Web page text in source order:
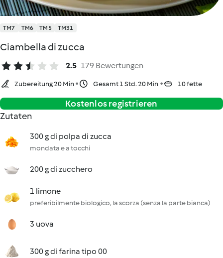
TM7 TM6 TM5 TM31
Ciambella di zucca
2.5 179 Bewertungen
Zubereitung 20 Min Gesamt 1 Std. 20 Min 10 fette
Kostenlos registrieren
Zutaten
300 g di polpa di zucca
mondata e a tocchi
200 g di zucchero
1 limone
preferibilmente biologico, la scorza (senza la parte bianca)
3 uova
300 g di farina tipo 00